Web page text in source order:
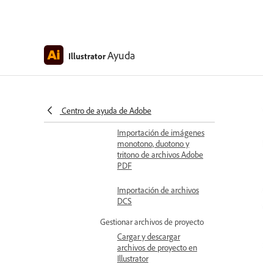
IllustratorAyuda
Centro de ayuda de Adobe
Colocar archivos adobe
AutoCAD
Importación de imágenes
monotono, duotono y
tritono de archivos Adobe
PDF
Importación de archivos
DCS
Gestionar archivos de proyecto
Cargar y descargar
archivos de proyecto en
Illustrator